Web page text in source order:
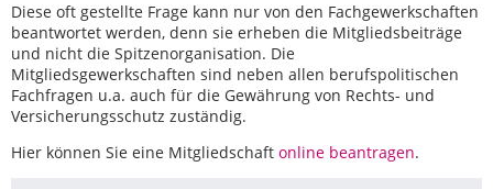
Diese oft gestellte Frage kann nur von den Fachgewerkschaften
beantwortet werden, denn sie erheben die Mitgliedsbeiträge
und nicht die Spitzenorganisation. Die
Mitgliedsgewerkschaften sind neben allen berufspolitischen
Fachfragen u.a. auch für die Gewährung von Rechts- und
Versicherungsschutz zuständig.
Hier können Sie eine Mitgliedschaft online beantragen.